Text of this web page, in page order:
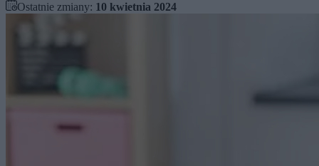
Ostatnie zmiany: 10 kwietnia 2024